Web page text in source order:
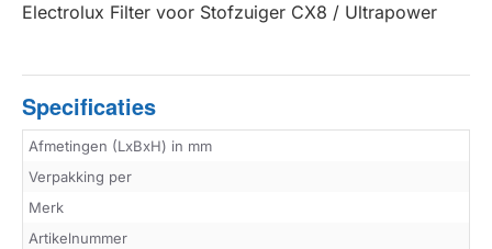
Electrolux Filter voor Stofzuiger CX8 / Ultrapower
Specificaties
Afmetingen (LxBxH) in mm
Verpakking per
Merk
Artikelnummer